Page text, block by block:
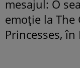
mesajul: O
emoție la The
Princesses, în